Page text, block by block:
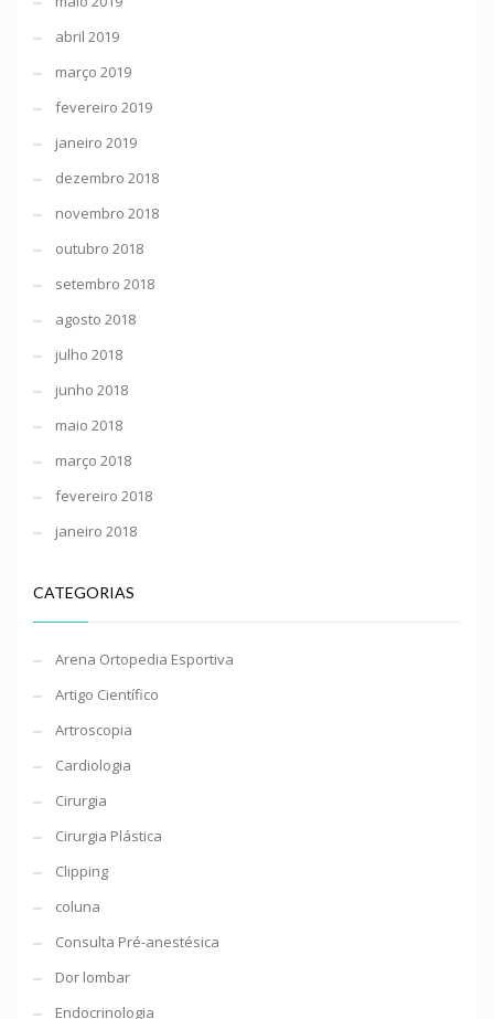
abril 2019
março 2019
fevereiro 2019
janeiro 2019
dezembro 2018
novembro 2018
outubro 2018
setembro 2018
agosto 2018
julho 2018
junho 2018
maio 2018
março 2018
fevereiro 2018
janeiro 2018
CATEGORIAS
Arena Ortopedia Esportiva
Artigo Científico
Artroscopia
Cardiologia
Cirurgia
Cirurgia Plástica
Clipping
coluna
Consulta Pré-anestésica
Dor lombar
Endocrinologia